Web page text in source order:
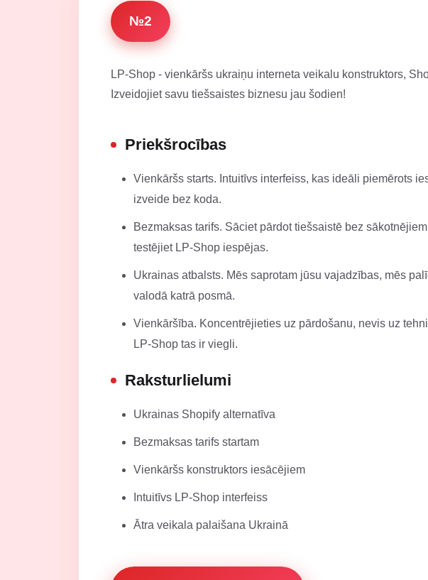
№2
LP-Shop - vienkāršs ukraiņu interneta veikalu konstruktors,
Izveidojiet savu tiešsaistes biznesu jau šodien!
Priekšrocības
Vienkāršs starts. Intuitīvs interfeiss, kas ideāli piemērots
izveide bez koda.
Bezmaksas tarifs. Sāciet pārdot tiešsaistē bez
testējiet LP-Shop iespējas.
Ukrainas atbalsts. Mēs saprotam jūsu vajadzības, mēs
valodā katrā posmā.
Vienkāršība. Koncentrējieties uz pārdošanu, nevis uz
LP-Shop tas ir viegli.
Raksturlielumi
Ukrainas Shopify alternatīva
Bezmaksas tarifs startam
Vienkāršs konstruktors iesācējiem
Intuitīvs LP-Shop interfeiss
Ātra veikala palaišana Ukrainā